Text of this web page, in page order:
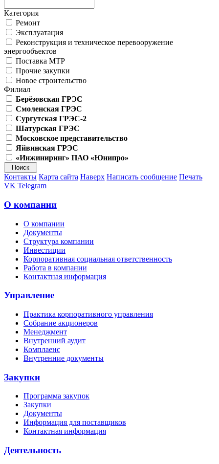
Категория
Ремонт
Эксплуатация
Реконструкция и техническое перевооружение
энергообъектов
Поставка МТР
Прочие закупки
Новое строительство
Филиал
Берёзовская ГРЭС
Смоленская ГРЭС
Сургутская ГРЭС-2
Шатурская ГРЭС
Московское представительство
Яйвинская ГРЭС
«Инжиниринг» ПАО «Юнипро»
Контакты Карта сайта Наверх Написать сообщение Печать
VK Telegram
О компании
О компании
Документы
Структура компании
Инвестиции
Корпоративная социальная ответственность
Работа в компании
Контактная информация
Управление
Практика корпоративного управления
Собрание акционеров
Менеджмент
Внутренний аудит
Комплаенс
Внутренние документы
Закупки
Программа закупок
Закупки
Документы
Информация для поставщиков
Контактная информация
Деятельность